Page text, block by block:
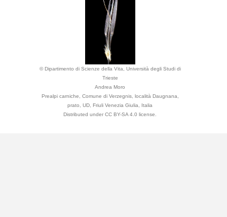
© Dipartimento di Scienze della Vita, Università degli Studi di
Trieste
Andrea Moro
Prealpi carniche, Comune di Verzegnis, località Daugnana,
prato, UD, Friuli Venezia Giulia, Italia
Distributed under CC BY-SA 4.0 license.